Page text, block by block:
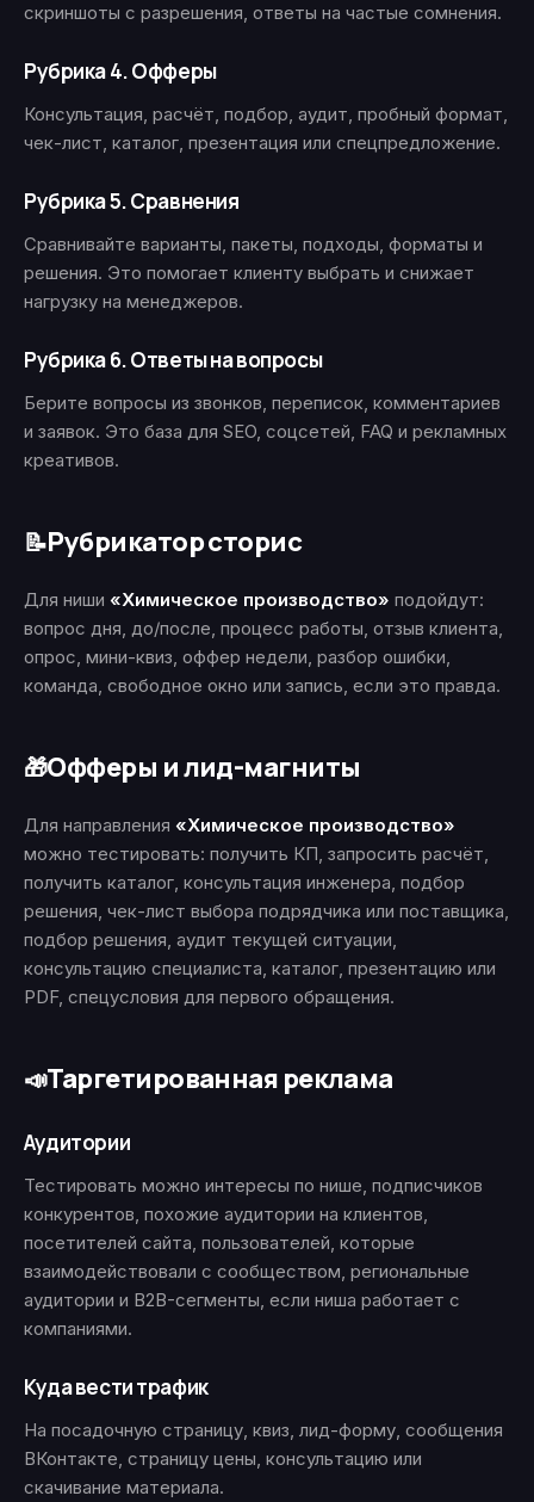
скриншоты с разрешения, ответы на частые сомнения.
Рубрика 4. Офферы
Консультация, расчёт, подбор, аудит, пробный формат,
чек-лист, каталог, презентация или спецпредложение.
Рубрика 5. Сравнения
Сравнивайте варианты, пакеты, подходы, форматы и
решения. Это помогает клиенту выбрать и снижает
нагрузку на менеджеров.
Рубрика 6. Ответы на вопросы
Берите вопросы из звонков, переписок, комментариев
и заявок. Это база для SEO, соцсетей, FAQ и рекламных
креативов.
📝Рубрикатор сторис
Для ниши «Химическое производство» подойдут:
вопрос дня, до/после, процесс работы, отзыв клиента,
опрос, мини-квиз, оффер недели, разбор ошибки,
команда, свободное окно или запись, если это правда.
🎁Офферы и лид-магниты
Для направления «Химическое производство»
можно тестировать: получить КП, запросить расчёт,
получить каталог, консультация инженера, подбор
решения, чек-лист выбора подрядчика или поставщика,
подбор решения, аудит текущей ситуации,
консультацию специалиста, каталог, презентацию или
PDF, спецусловия для первого обращения.
📣Таргетированная реклама
Аудитории
Тестировать можно интересы по нише, подписчиков
конкурентов, похожие аудитории на клиентов,
посетителей сайта, пользователей, которые
взаимодействовали с сообществом, региональные
аудитории и B2B-сегменты, если ниша работает с
компаниями.
Куда вести трафик
На посадочную страницу, квиз, лид-форму, сообщения
ВКонтакте, страницу цены, консультацию или
скачивание материала.